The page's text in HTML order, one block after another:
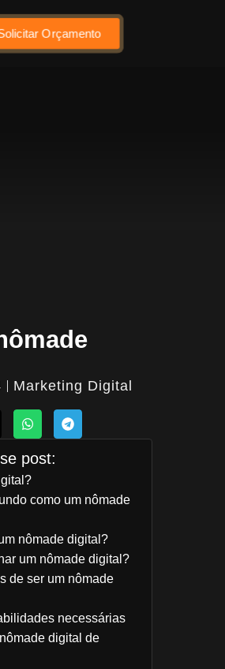
Orçamento
Marketing Digital
post:
como um nômade
nômade digital?
um nômade digital?
de ser um nômade
necessárias
digital de